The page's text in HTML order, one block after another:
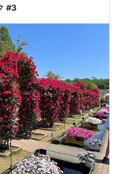
でほしい」ということだ。
#3